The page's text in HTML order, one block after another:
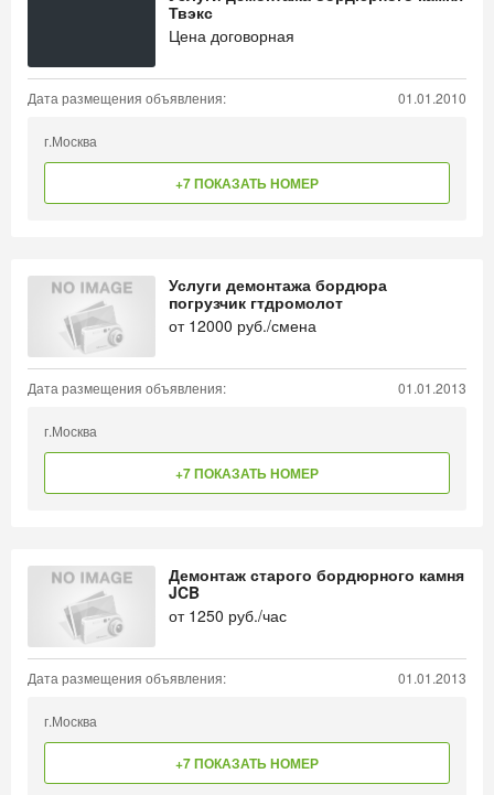
Твэкс
Цена договорная
Дата размещения объявления: 01.01.2010
г.Москва
+7 ПОКАЗАТЬ НОМЕР
Услуги демонтажа бордюра
погрузчик гтдромолот
от 12000 руб./смена
Дата размещения объявления: 01.01.2013
г.Москва
+7 ПОКАЗАТЬ НОМЕР
Демонтаж старого бордюрного камня
JCB
от 1250 руб./час
Дата размещения объявления: 01.01.2013
г.Москва
+7 ПОКАЗАТЬ НОМЕР